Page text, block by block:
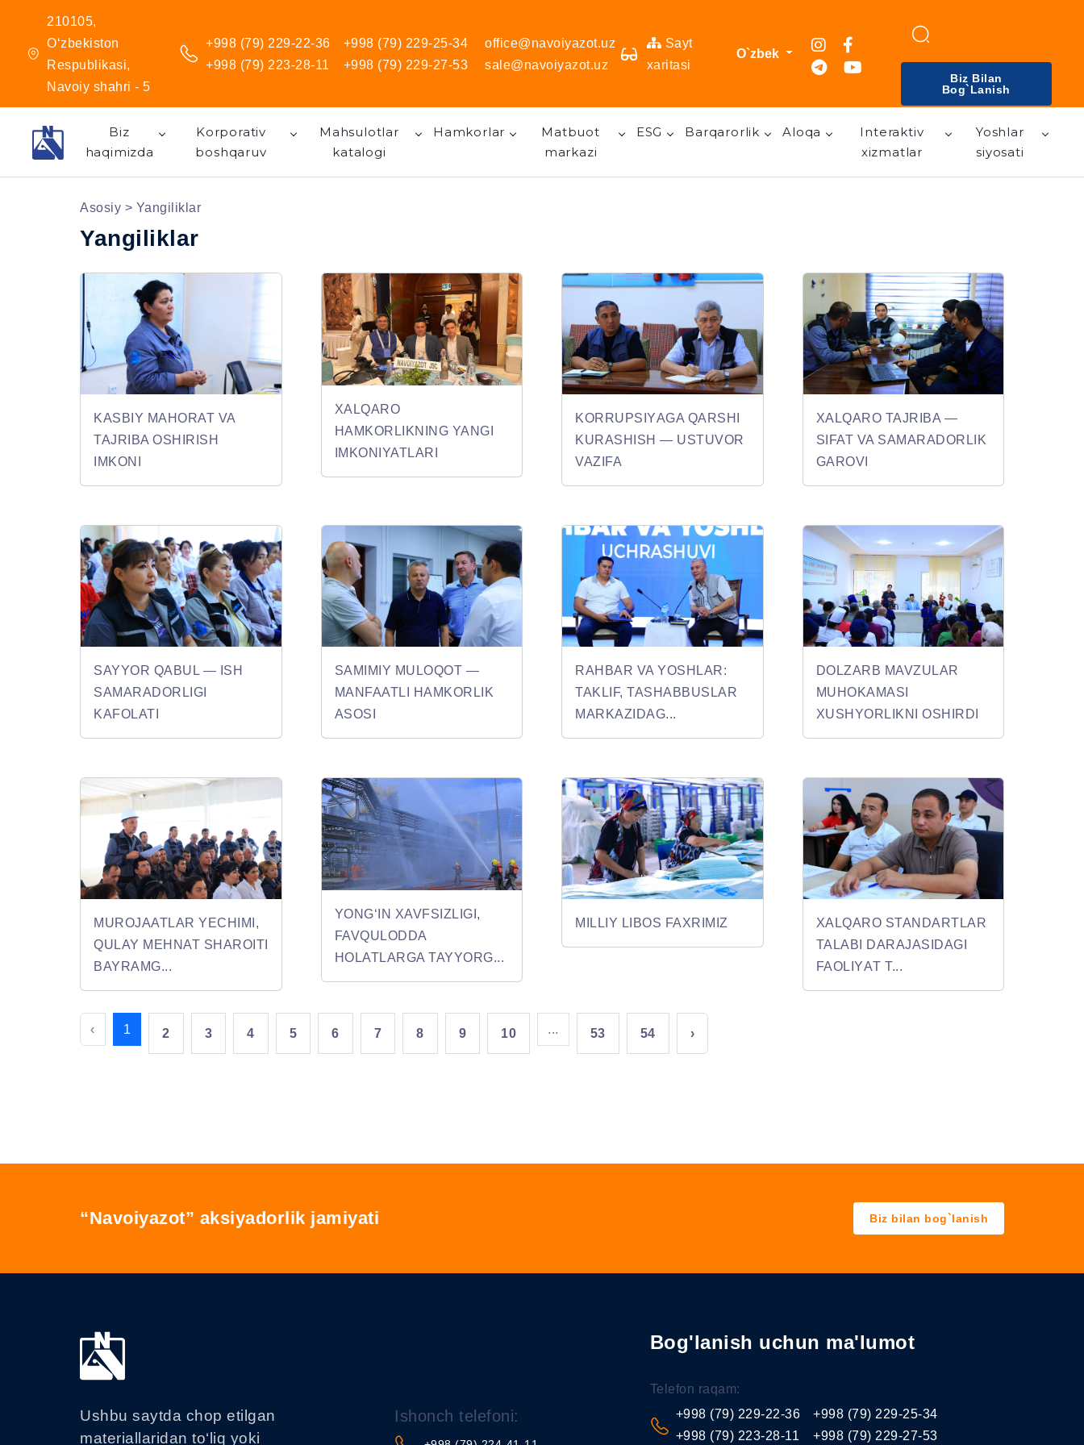
210105,
O‘zbekiston
Respublikasi,
Navoiy shahri - 5
+998 (79) 229-22-36
+998 (79) 223-28-11
+998 (79) 229-25-34
+998 (79) 229-27-53
office@navoiyazot.uz
sale@navoiyazot.uz
Sayt
xaritasi
O`zbek
Biz Bilan
Bog`lanish
Biz
haqimizda
Korporativ
boshqaruv
Mahsulotlar
katalogi
Hamkorlar
Matbuot
markazi
ESG Barqarorlik Aloqa
Interaktiv
xizmatlar
Yoshlar
siyosati
Asosiy > Yangiliklar
Yangiliklar
KASBIY MAHORAT VA
TAJRIBA OSHIRISH
IMKONI
XALQARO
HAMKORLIKNING YANGI
IMKONIYATLARI
KORRUPSIYАGA QARSHI
KURASHISH — USTUVOR
VAZIFA
XALQARO TAJRIBA —
SIFAT VA SAMARADORLIK
GAROVI
SAYYOR QАBUL — ISH
SAMARADORLIGI
KAFOLATI
SAMIMIY MULOQOT —
MANFAATLI HAMKORLIK
ASOSI
RAHBAR VA YОSHLAR:
TAKLIF, TASHABBUSLAR
MARKAZIDAG...
DOLZARB MAVZULAR
MUHOKAMASI
XUSHYORLIKNI OSHIRDI
MUROJAATLAR YECHIMI,
QULAY MEHNAT SHAROITI
BAYRAMG...
YONG‘IN XAVFSIZLIGI,
FAVQULODDA
HOLATLARGA TAYYORG...
MILLIY LIBOS FAXRIMIZ
XALQARO STANDARTLAR
TALABI DARAJASIDAGI
FAOLIYАT T...
‹ 1 2 3 4 5 6 7 8 9 10 ... 53 54 ›
“Navoiyazot” aksiyadorlik jamiyati Biz bilan bog`lanish
Ushbu saytda chop etilgan
materiallaridan to‘liq yoki
Ishonch telefoni:
Bog'lanish uchun ma'lumot
Telefon raqam:
+998 (79) 229-22-36
+998 (79) 223-28-11
+998 (79) 229-25-34
+998 (79) 229-27-53